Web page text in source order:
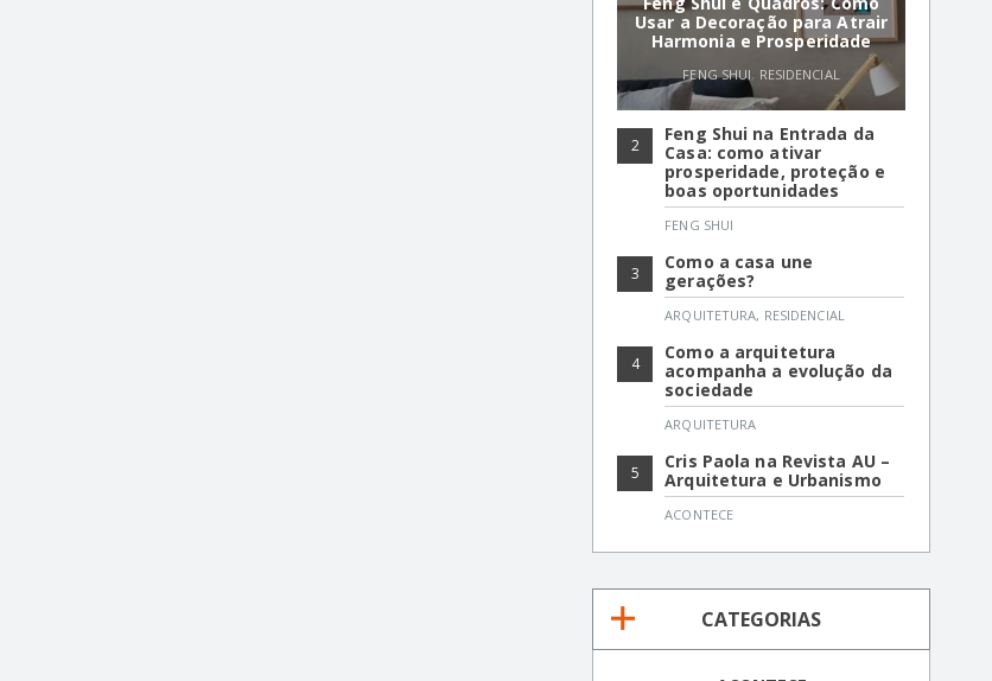
Usar a Decoração para Atrair
Harmonia e Prosperidade
FENG SHUI, RESIDENCIAL
2
Feng Shui na Entrada da
Casa: como ativar
prosperidade, proteção e
boas oportunidades
FENG SHUI
3
Como a casa une
gerações?
ARQUITETURA, RESIDENCIAL
4
Como a arquitetura
acompanha a evolução da
sociedade
ARQUITETURA
5
Cris Paola na Revista AU –
Arquitetura e Urbanismo
ACONTECE
CATEGORIAS